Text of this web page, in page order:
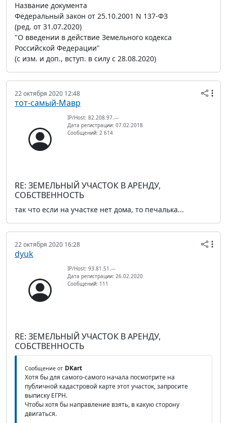
Название документа
Федеральный закон от 25.10.2001 N 137-ФЗ
(ред. от 31.07.2020)
"О введении в действие Земельного кодекса
Российской Федерации"
(с изм. и доп., вступ. в силу с 28.08.2020)
22 октября 2020 12:48
тот-самый-Мавр
IP/Host: 82.208.97.---
Дата регистрации: 07.02.2018
Сообщений: 2 614
RE: ЗЕМЕЛЬНЫЙ УЧАСТОК В АРЕНДУ,
СОБСТВЕННОСТЬ
так что если на участке нет дома, то печалька...
22 октября 2020 16:28
dyuk
IP/Host: 93.81.51.---
Дата регистрации: 26.02.2020
Сообщений: 111
RE: ЗЕМЕЛЬНЫЙ УЧАСТОК В АРЕНДУ,
СОБСТВЕННОСТЬ
Сообщение от DKart
Хотя бы для самого-самого начала посмотрите на
публичной кадастровой карте этот участок, запросите
выписку ЕГРН.
Чтобы хотя бы направление взять, в какую сторону
двигаться.